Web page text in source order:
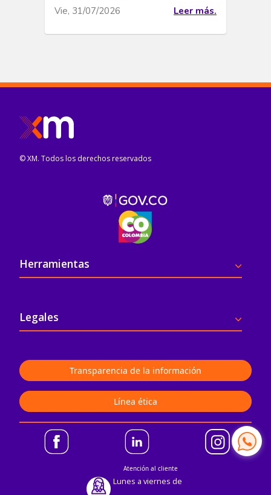
Atención al cliente
Lunes a viernes de
Vie, 31/07/2026 Leer más.
© XM. Todos los derechos reservados
Pie de página
Herramientas
Legales
Transparencia de la información
Línea ética